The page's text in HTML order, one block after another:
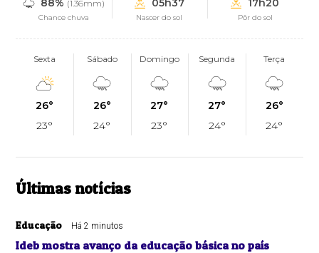
(1.36mm)
Chance chuva Nascer do sol Pôr do sol
Sexta
26°
23°
Sábado
26°
24°
Domingo
27°
23°
Segunda
27°
24°
Terça
26°
24°
Últimas notícias
Educação Há 2 minutos
Ideb mostra avanço da educação básica no país